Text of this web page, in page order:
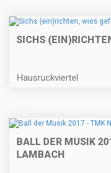
SICHS
Hausruckviertel
BALL DER MUSIK
LAMBACH